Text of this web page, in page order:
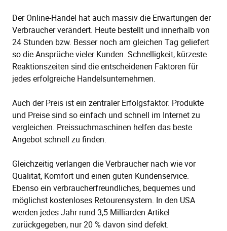
Der Online-Handel hat auch massiv die Erwartungen der
Verbraucher verändert. Heute bestellt und innerhalb von
24 Stunden bzw. Besser noch am gleichen Tag geliefert
so die Ansprüche vieler Kunden. Schnelligkeit, kürzeste
Reaktionszeiten sind die entscheidenen Faktoren für
jedes erfolgreiche Handelsunternehmen.
Auch der Preis ist ein zentraler Erfolgsfaktor. Produkte
und Preise sind so einfach und schnell im Internet zu
vergleichen. Preissuchmaschinen helfen das beste
Angebot schnell zu finden.
Gleichzeitig verlangen die Verbraucher nach wie vor
Qualität, Komfort und einen guten Kundenservice.
Ebenso ein verbraucherfreundliches, bequemes und
möglichst kostenloses Retourensystem. In den USA
werden jedes Jahr rund 3,5 Milliarden Artikel
zurückgegeben, nur 20 % davon sind defekt.